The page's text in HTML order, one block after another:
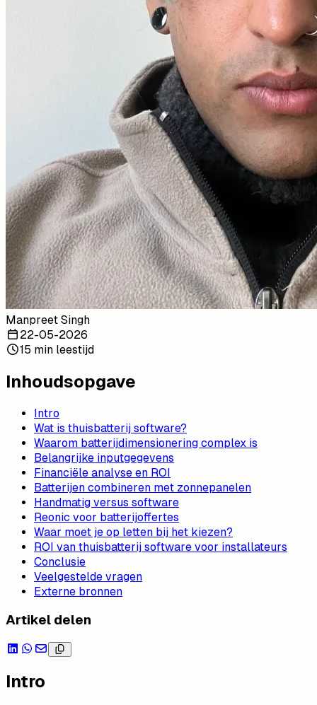
Manpreet Singh
22-05-2026
15 min leestijd
Inhoudsopgave
Intro
Wat is thuisbatterij software?
Waarom batterijdimensionering complex is
Belangrijke inputgegevens
Financiële analyse en ROI
Batterijen combineren met zonnepanelen
Handmatig versus software
Reonic voor batterijoffertes
Waar moet je op letten bij het kiezen?
ROI van thuisbatterij software voor installateurs
Conclusie
Veelgestelde vragen
Externe bronnen
Artikel delen
Intro